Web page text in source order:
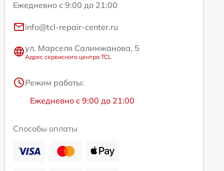
Ежедневно с 9:00 до 21:00
info@tcl-repair-center.ru
ул. Марселя Салимжанова, 5
Адрес сервисного центра TCL
Режим работы:
Ежедневно с 9:00 до 21:00
Способы оплаты